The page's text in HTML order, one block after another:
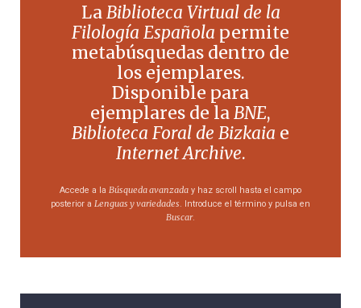
LaBiblioteca Virtual de la
Filología Española permite
metabúsquedas dentro de
los ejemplares.
Disponible para
ejemplares de laBNE,
Biblioteca Foral de Bizkaia e
Internet Archive.
Accede a la Búsqueda avanzada y haz scroll hasta el campo
posterior a Lenguas y variedades . Introduce el término y pulsa en
Buscar.